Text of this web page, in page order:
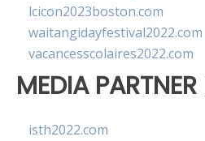
lcicon2023boston.com
waitangidayfestival2022.com
vacancesscolaires2022.com
MEDIA PARTNER
isth2022.com